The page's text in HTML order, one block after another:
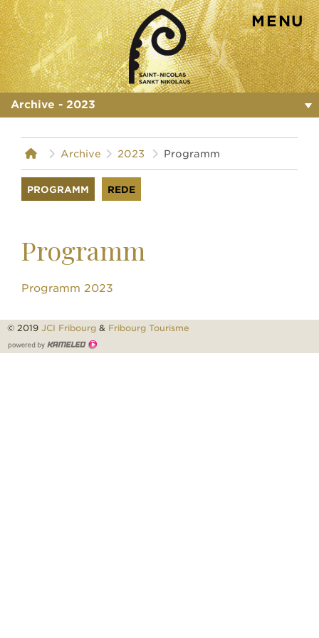
st-nicolas.ch
MENU
Archive - 2023
Archive 2023 Programm
PROGRAMM REDE
Programm
Programm 2023
© 2019 JCI Fribourg & Fribourg Tourisme
Création